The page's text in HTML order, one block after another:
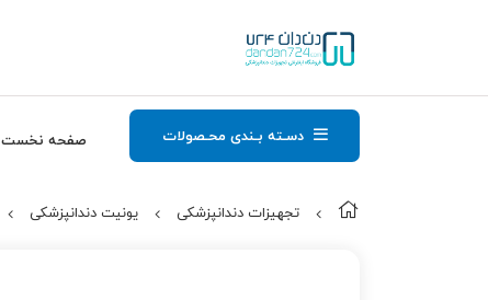
دسـته بـندی محـصولات صفحه نخست
تجهیزات دندانپزشکی یونیت دندانپزشکی